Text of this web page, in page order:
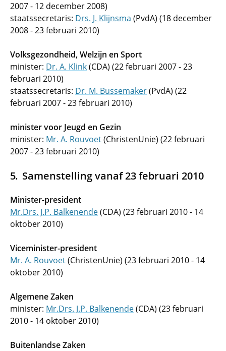
2007 - 12 december 2008)
staatssecretaris: Drs. J. Klijnsma (PvdA) (18 december
2008 - 23 februari 2010)
Volksgezondheid, Welzijn en Sport
minister: Dr. A. Klink(CDA) (22 februari 2007 - 23
februari 2010)
staatssecretaris: Dr. M. Bussemaker(PvdA) (22
februari 2007 - 23 februari 2010)
minister voor Jeugd en Gezin
minister: Mr. A. Rouvoet(ChristenUnie) (22 februari
2007 - 23 februari 2010)
Samenstelling vanaf 23 februari 2010
Minister-president
Mr.Drs. J.P. Balkenende(CDA) (23 februari 2010 - 14
oktober 2010)
Viceminister-president
Mr. A. Rouvoet(ChristenUnie) (23 februari 2010 - 14
oktober 2010)
Algemene Zaken
minister: Mr.Drs. J.P. Balkenende(CDA) (23 februari
2010 - 14 oktober 2010)
Buitenlandse Zaken